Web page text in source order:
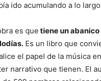
ido acumulando a lo
es que tiene un
Es un libro que
el papel de la música
narrativo que tienen. El